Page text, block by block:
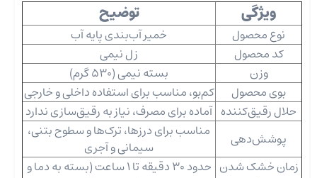
ویژگی
توضیح
نوع محصول
خمیر آب‌بندی پایه آب
کد محصول
زل نیمی
وزن
بسته نیمی (530 گرم)
بوی محصول
کم‌بو، مناسب برای استفاده داخلی و خارجی
حلال رقیق‌کننده آماده برای مصرف، نیاز به رقیق‌سازی ندارد
پوشش‌دهی
مناسب برای درزها، ترک‌ها و سطوح بتنی،
سیمانی و آجری
زمان خشک شدن
حدود 30 دقیقه تا 1 ساعت (بسته به دما و